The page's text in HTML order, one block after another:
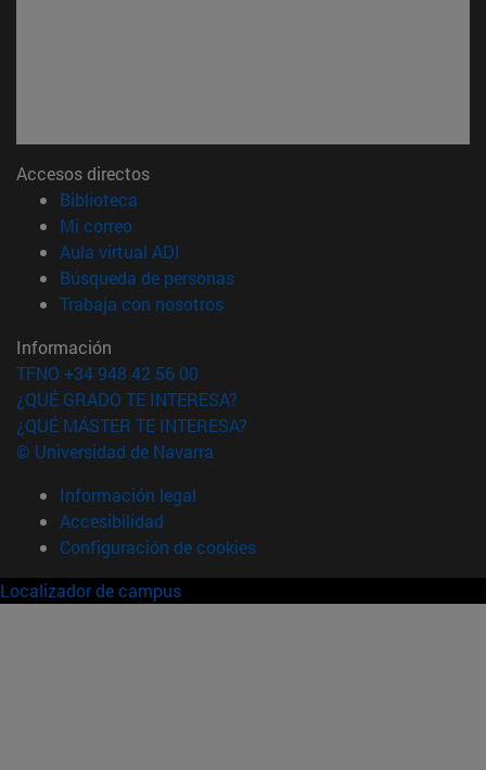
Accesos directos
Biblioteca
Mi correo(abre en nueva ventana)
Aula virtual ADI
Búsqueda de personas(abre en nueva ventana)
Trabaja con nosotros(abre en nueva ventana)
Información
TFNO +34 948 42 56 00
¿QUÉ GRADO TE INTERESA?
¿QUÉ MÁSTER TE INTERESA?
© Universidad de Navarra
Información legal
Accesibilidad
Configuración de cookies
Localizador de campus